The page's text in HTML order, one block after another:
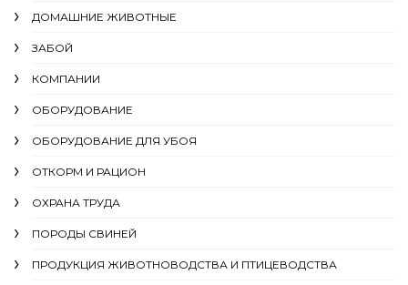
ДОМАШНИЕ ЖИВОТНЫЕ
ЗАБОЙ
КОМПАНИИ
ОБОРУДОВАНИЕ
ОБОРУДОВАНИЕ ДЛЯ УБОЯ
ОТКОРМ И РАЦИОН
ОХРАНА ТРУДА
ПОРОДЫ СВИНЕЙ
ПРОДУКЦИЯ ЖИВОТНОВОДСТВА И ПТИЦЕВОДСТВА